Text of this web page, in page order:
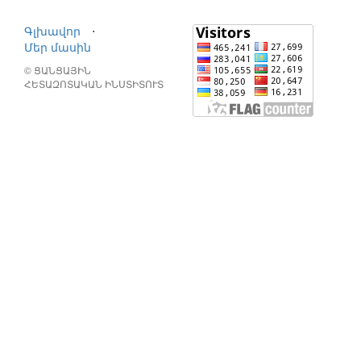
Գլխավոր
⋅
Մեր մասին
© ՑԱՆՑԱՅԻՆ
ՀԵՏԱԶՈՏԱԿԱՆ ԻՆՍՏԻՏՈՒՏ